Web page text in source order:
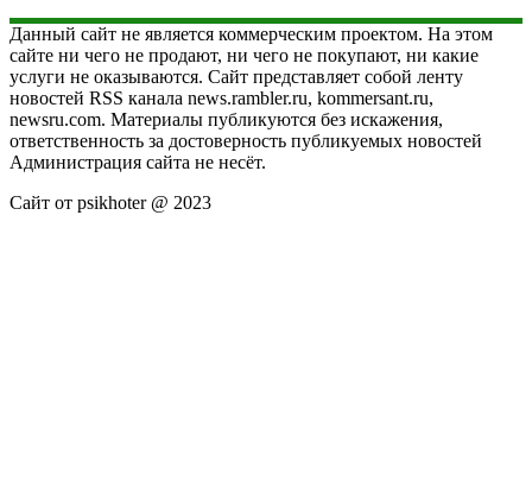
Данный сайт не является коммерческим проектом. На этом
сайте ни чего не продают, ни чего не покупают, ни какие
услуги не оказываются. Сайт представляет собой ленту
новостей RSS канала news.rambler.ru, kommersant.ru,
newsru.com. Материалы публикуются без искажения,
ответственность за достоверность публикуемых новостей
Администрация сайта не несёт.
Сайт от psikhoter @ 2023